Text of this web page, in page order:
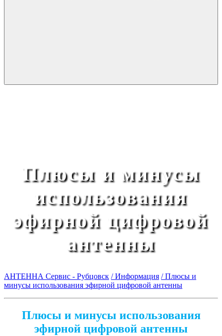
Плюсы и минусы
использования
эфирной цифровой
антенны
АНТЕННА Сервис - Рубцовск / Информация / Плюсы и
минусы использования эфирной цифровой антенны
Плюсы и минусы использования
эфирной цифровой антенны